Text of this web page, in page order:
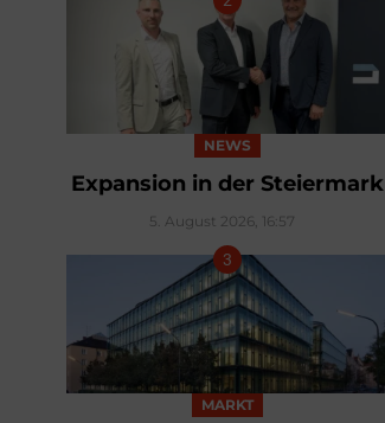
NEWS
Expansion in der Steiermark
5. August 2026, 16:57
MARKT